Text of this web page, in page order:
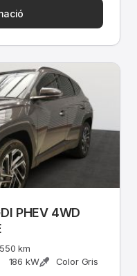
PHEV 4WD
km
186 kW Color Gris